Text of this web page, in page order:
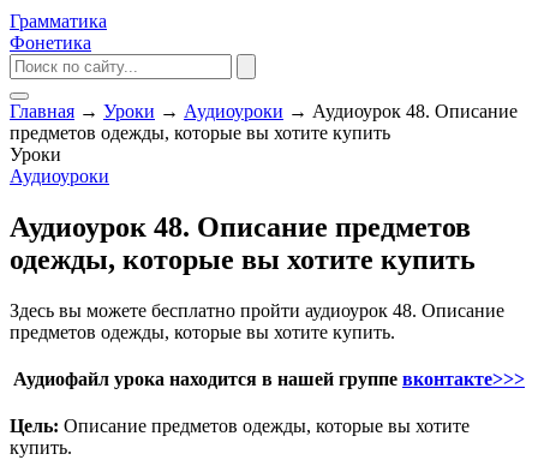
Грамматика
Фонетика
Главная → Уроки → Аудиоуроки → Аудиоурок 48. Описание
предметов одежды, которые вы хотите купить
Уроки
Аудиоуроки
Аудиоурок 48. Описание предметов
одежды, которые вы хотите купить
Здесь вы можете бесплатно пройти аудиоурок 48. Описание
предметов одежды, которые вы хотите купить.
Аудиофайл урока находится в нашей группе вконтакте>>>
Цель: Описание предметов одежды, которые вы хотите
купить.